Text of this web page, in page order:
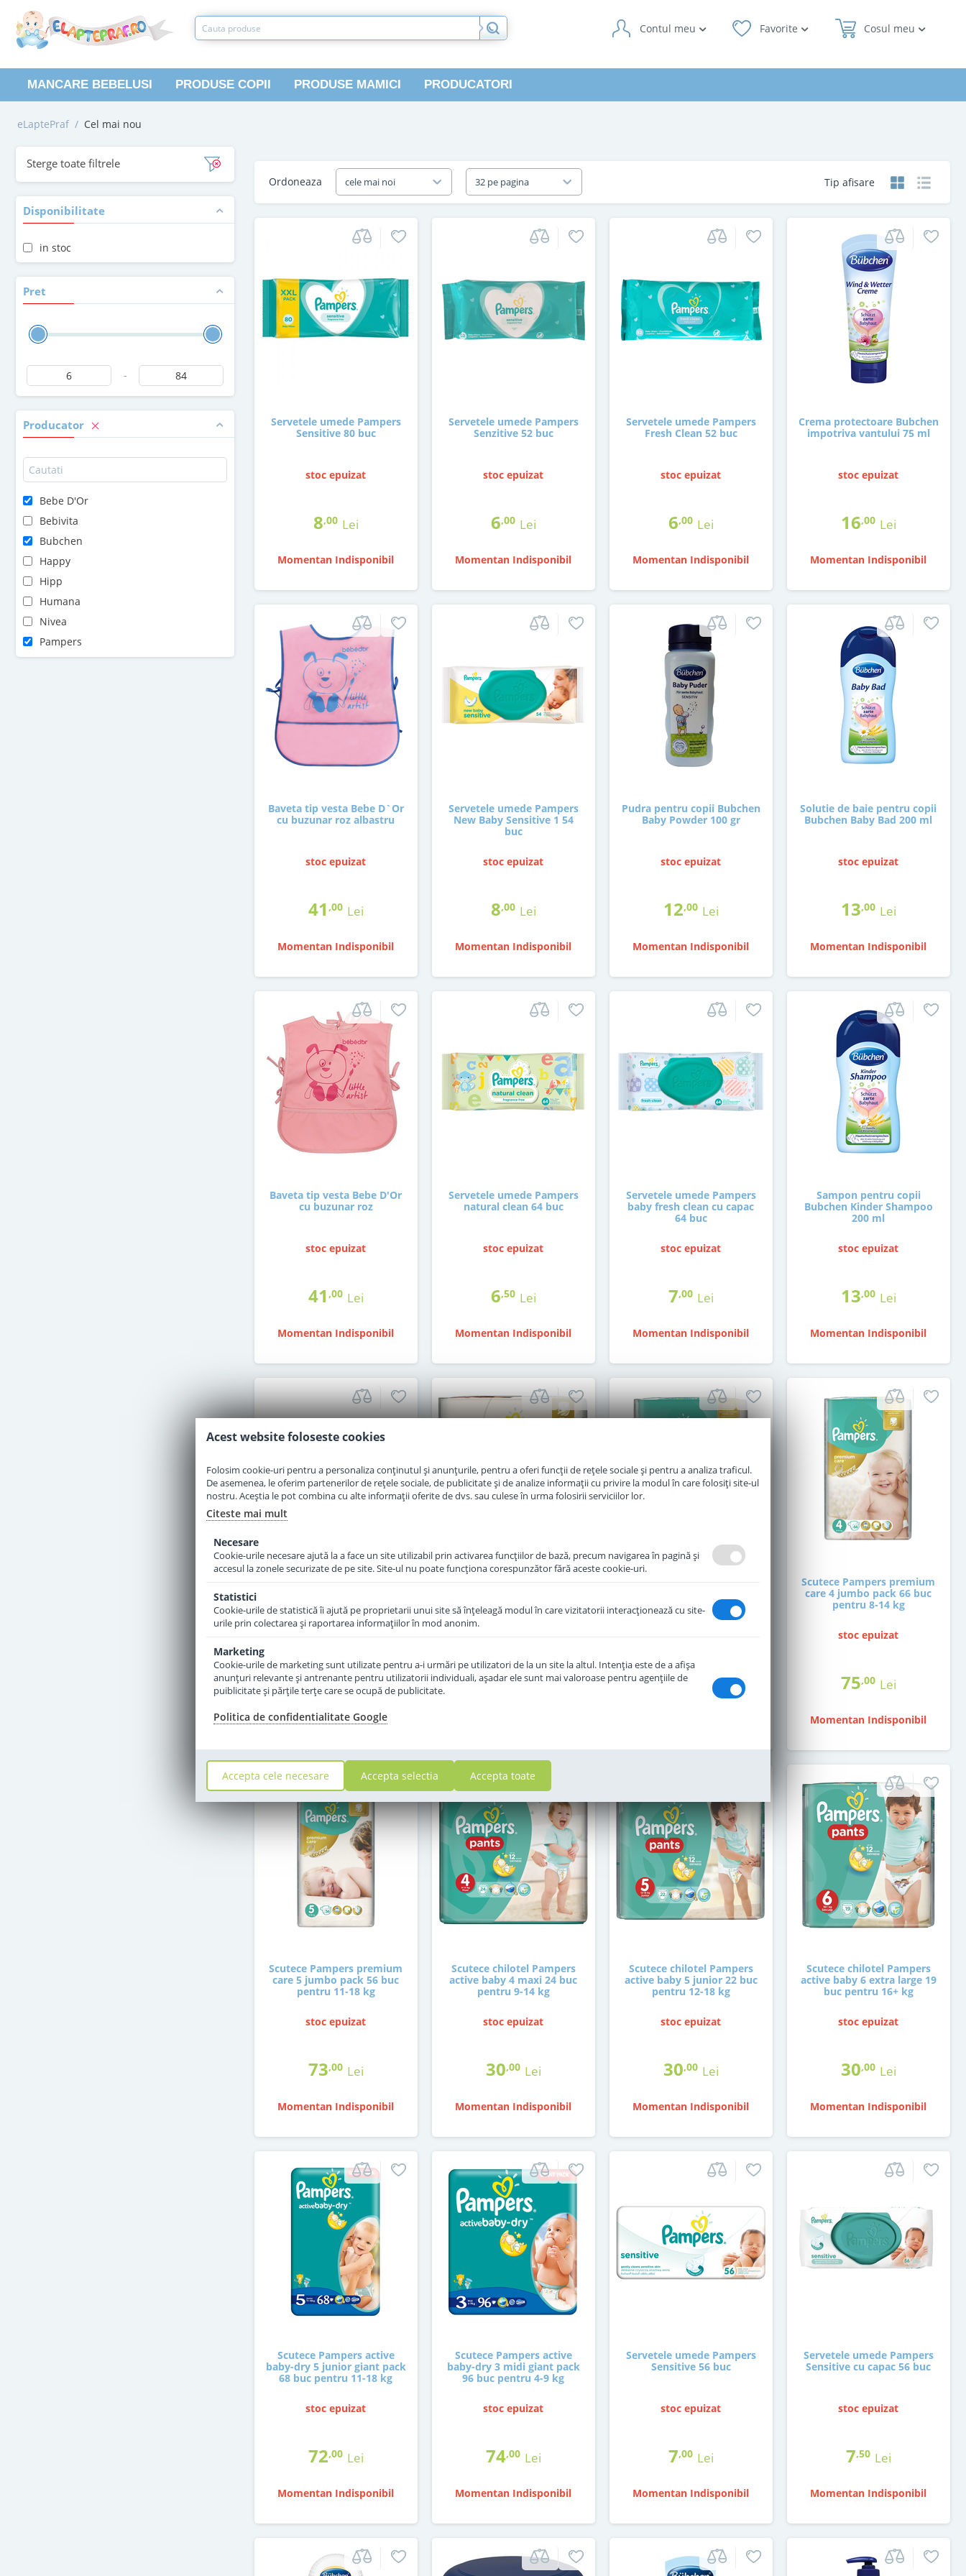
Cosul meu
Favorite
Contul meu
MANCARE BEBELUSI PRODUSE COPII PRODUSE MAMICI PRODUCATORI
eLaptePraf / Cel mai nou
Sterge toate filtrele
Disponibilitate
in stoc
Pret
-
Producator
Bebe D'Or
Bebivita
Bubchen
Happy
Hipp
Humana
Nivea
Pampers
Penaten
Tip afisare
Ordoneaza cele mai noi 32 pe pagina
Servetele umede Pampers
Sensitive 80 buc
stoc epuizat
8,00 Lei
Momentan Indisponibil
Servetele umede Pampers
Senzitive 52 buc
stoc epuizat
6,00 Lei
Momentan Indisponibil
Servetele umede Pampers
Fresh Clean 52 buc
stoc epuizat
6,00 Lei
Momentan Indisponibil
Crema protectoare Bubchen
impotriva vantului 75 ml
stoc epuizat
16,00 Lei
Momentan Indisponibil
Baveta tip vesta Bebe D`Or
cu buzunar roz albastru
stoc epuizat
41 ,00 Lei
Momentan Indisponibil
Servetele umede Pampers
New Baby Sensitive 1 54
buc
stoc epuizat
8,00 Lei
Momentan Indisponibil
Pudra pentru copii Bubchen
Baby Powder 100 gr
stoc epuizat
12,00 Lei
Momentan Indisponibil
Solutie de baie pentru copii
Bubchen Baby Bad 200 ml
stoc epuizat
13,00 Lei
Momentan Indisponibil
Baveta tip vesta Bebe D'Or
cu buzunar roz
stoc epuizat
41 ,00 Lei
Momentan Indisponibil
Servetele umede Pampers
natural clean 64 buc
stoc epuizat
6,50 Lei
Momentan Indisponibil
Servetele umede Pampers
baby fresh clean cu capac
64 buc
stoc epuizat
7,00 Lei
Momentan Indisponibil
Sampon pentru copii
Bubchen Kinder Shampoo
200 ml
stoc epuizat
13,00 Lei
Momentan Indisponibil
pack 108 buc pentru 2-5 kg
82,00 Lei
Momentan Indisponibil
pentru 3-6 kg
77,00 Lei
pentru 5-9 kg
77,00 Lei
Scutece Pampers premium
care 4 jumbo pack 66 buc
pentru 8-14 kg
stoc epuizat
75,00 Lei
Momentan Indisponibil
Scutece Pampers premium
care 5 jumbo pack 56 buc
pentru 11-18 kg
stoc epuizat
73,00 Lei
Momentan Indisponibil
Scutece chilotel Pampers
active baby 4 maxi 24 buc
pentru 9-14 kg
stoc epuizat
30,00 Lei
Momentan Indisponibil
Scutece chilotel Pampers
active baby 5 junior 22 buc
pentru 12-18 kg
stoc epuizat
30,00 Lei
Momentan Indisponibil
Scutece chilotel Pampers
active baby 6 extra large 19
buc pentru 16+ kg
stoc epuizat
30,00 Lei
Momentan Indisponibil
Scutece Pampers active
baby-dry 5 junior giant pack
68 buc pentru 11-18 kg
stoc epuizat
72,00 Lei
Momentan Indisponibil
Scutece Pampers active
baby-dry 3 midi giant pack
96 buc pentru 4-9 kg
stoc epuizat
74,00 Lei
Momentan Indisponibil
Servetele umede Pampers
Sensitive 56 buc
stoc epuizat
7,00 Lei
Momentan Indisponibil
Servetele umede Pampers
Sensitive cu capac 56 buc
stoc epuizat
7,50 Lei
Momentan Indisponibil
Acest website foloseste cookies
Folosim cookie-uri pentru a personaliza conținutul și anunțurile, pentru a oferi funcții de rețele sociale și pentru a analiza traficul.
De asemenea, le oferim partenerilor de rețele sociale, de publicitate și de analize informații cu privire la modul în care folosiți site-ul
nostru. Aceștia le pot combina cu alte informații oferite de dvs. sau culese în urma folosirii serviciilor lor.
Citeste mai mult
Necesare
Cookie-urile necesare ajută la a face un site utilizabil prin activarea funcţiilor de bază, precum navigarea în pagină şi
accesul la zonele securizate de pe site. Site-ul nu poate funcţiona corespunzător fără aceste cookie-uri.
Statistici
Cookie-urile de statistică îi ajută pe proprietarii unui site să înţeleagă modul în care vizitatorii interacţionează cu site-
urile prin colectarea şi raportarea informaţiilor în mod anonim.
Marketing
Cookie-urile de marketing sunt utilizate pentru a-i urmări pe utilizatori de la un site la altul. Intenţia este de a afişa
anunţuri relevante şi antrenante pentru utilizatorii individuali, aşadar ele sunt mai valoroase pentru agenţiile de
puiblicitate şi părţile terţe care se ocupă de publicitate.
Politica de confidentialitate Google
Accepta cele necesare Accepta selectia Accepta toate